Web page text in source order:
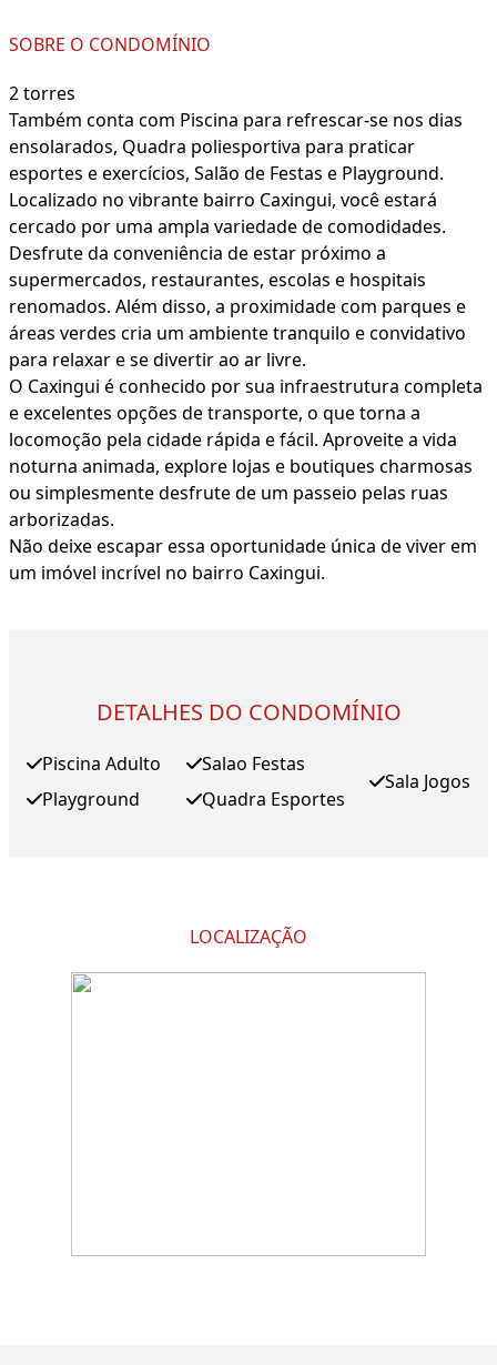
SOBRE O CONDOMÍNIO
2 torres
Também conta com Piscina para refrescar-se nos dias
ensolarados, Quadra poliesportiva para praticar
esportes e exercícios, Salão de Festas e Playground.
Localizado no vibrante bairro Caxingui, você estará
cercado por uma ampla variedade de comodidades.
Desfrute da conveniência de estar próximo a
supermercados, restaurantes, escolas e hospitais
renomados. Além disso, a proximidade com parques e
áreas verdes cria um ambiente tranquilo e convidativo
para relaxar e se divertir ao ar livre.
O Caxingui é conhecido por sua infraestrutura completa
e excelentes opções de transporte, o que torna a
locomoção pela cidade rápida e fácil. Aproveite a vida
noturna animada, explore lojas e boutiques charmosas
ou simplesmente desfrute de um passeio pelas ruas
arborizadas.
Não deixe escapar essa oportunidade única de viver em
um imóvel incrível no bairro Caxingui.
DETALHES DO CONDOMÍNIO
Piscina Adulto
Playground
Salao Festas
Quadra Esportes
Sala Jogos
LOCALIZAÇÃO